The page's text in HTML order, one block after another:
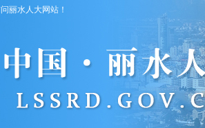
丽水人大网站！